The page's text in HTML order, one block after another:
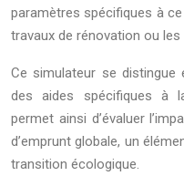
paramètres spécifiques à
travaux de rénovation ou
Ce simulateur se
des aides spécifiques à
permet ainsi d’évaluer
d’emprunt globale, un
transition écologique.